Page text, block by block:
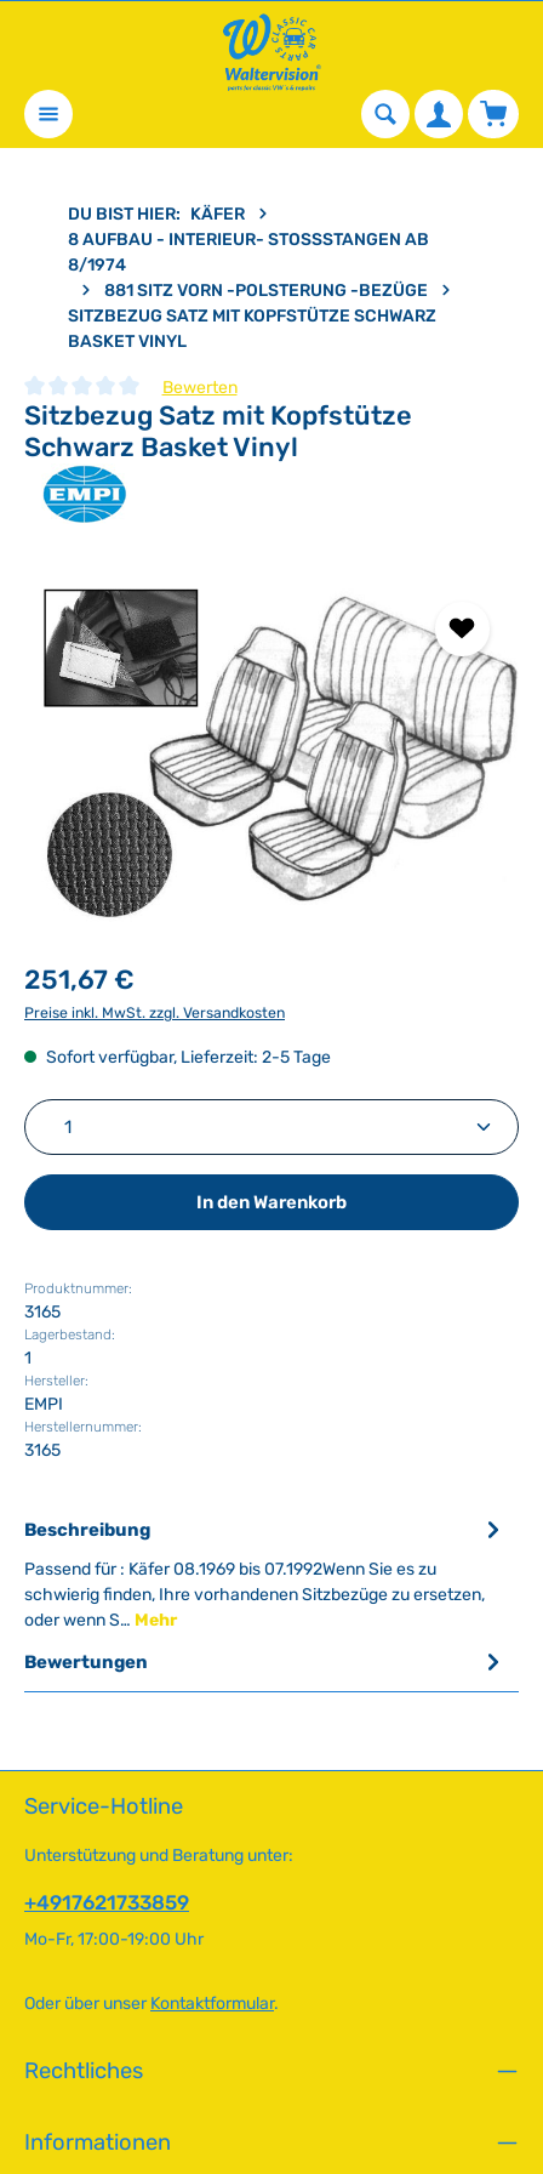
DU BIST HIER: KÄFER
8 AUFBAU - INTERIEUR- STOSSSTANGEN AB 8
/1974
881 SITZ VORN -POLSTERUNG -BEZÜGE
SITZBEZUG SATZ MIT KOPFSTÜTZE SCHWARZ
BASKET VINYL
Durchschnittliche Bewertung von 0 von 5 Sternen
Bewerten
Sitzbezug Satz mit Kopfstütze
Schwarz Basket Vinyl
Bildergalerie überspringen
251,67 €
Preise inkl. MwSt. zzgl. Versandkosten
Sofort verfügbar, Lieferzeit: 2-5 Tage
Produkt Anzahl: Gib den gewünschten Wert ein
In den Warenkorb
Produktnummer:
3165
Lagerbestand:
1
Hersteller:
EMPI
Herstellernummer:
3165
Beschreibung
Passend für : Käfer 08.1969 bis 07.1992Wenn Sie es zu
schwierig finden, Ihre vorhandenen Sitzbezüge zu ersetzen,
oder wenn S… Mehr
Bewertungen
Service-Hotline
Unterstützung und Beratung unter:
+4917621733859
Mo-Fr, 17:00-19:00 Uhr
Oder über unserKontaktformular.
Rechtliches
Informationen